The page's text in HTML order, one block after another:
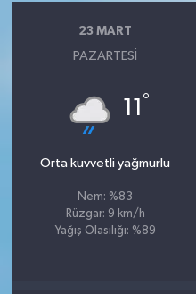
23 MART
PAZARTESI
11 °
Orta kuvvetli yağmurlu
Nem: %83
Rüzgar: 9 km/h
Yağış Olasılığı: %89